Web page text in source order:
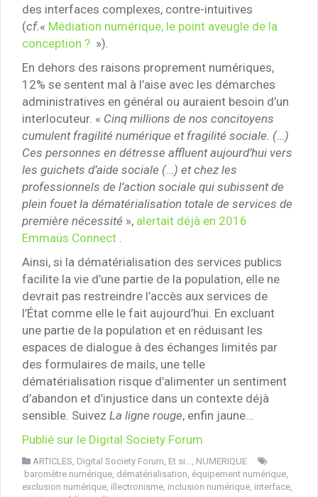
des interfaces complexes, contre-intuitives
(cf.« Médiation numérique, le point aveugle de la
conception ? »).
En dehors des raisons proprement numériques,
12% se sentent mal à l’aise avec les démarches
administratives en général ou auraient besoin d’un
interlocuteur. « Cinq millions de nos concitoyens
cumulent fragilité numérique et fragilité sociale. (…)
Ces personnes en détresse affluent aujourd’hui vers
les guichets d’aide sociale (…) et chez les
professionnels de l’action sociale qui subissent de
plein fouet la dématérialisation totale de services de
première nécessité », alertait déjà en 2016
Emmaüs Connect
Ainsi, si la dématérialisation des services publics
facilite la vie d’une partie de la population, elle ne
devrait pas restreindre l’accès aux services de
l’État comme elle le fait aujourd’hui. En excluant
une partie de la population et en réduisant les
espaces de dialogue à des échanges limités par
des formulaires de mails, une telle
dématérialisation risque d’alimenter un sentiment
d’abandon et d’injustice dans un contexte déjà
sensible. Suivez La ligne rouge, enfin jaune…
Publié sur le Digital Society Forum
ARTICLES Digital Society Forum Et si...
NUMERIQUE
baromètre numérique dématérialisation équipement numérique
exclusion numérique illectronisme inclusion numérique interface